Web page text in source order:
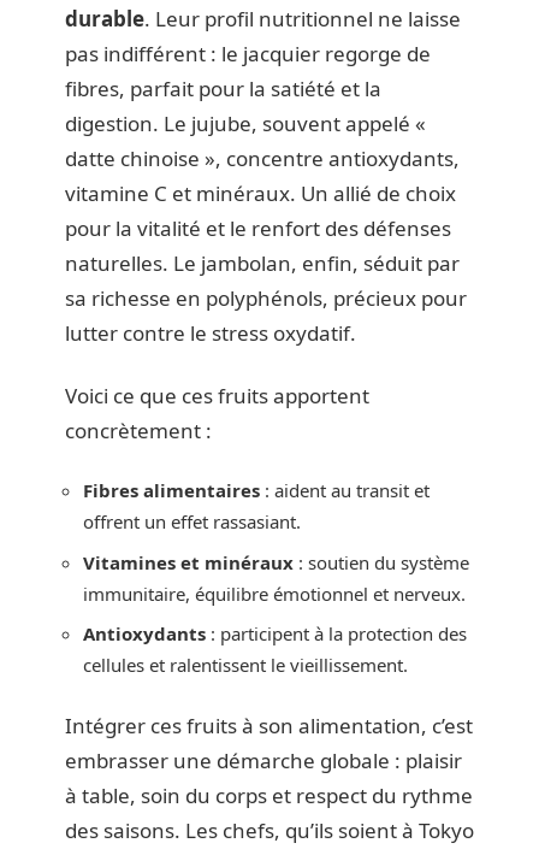
durable. Leur profil nutritionnel ne laisse
pas indifférent : le jacquier regorge de
fibres, parfait pour la satiété et la
digestion. Le jujube, souvent appelé «
datte chinoise », concentre antioxydants,
vitamine C et minéraux. Un allié de choix
pour la vitalité et le renfort des défenses
naturelles. Le jambolan, enfin, séduit par
sa richesse en polyphénols, précieux pour
lutter contre le stress oxydatif.
Voici ce que ces fruits apportent
concrètement :
Fibres alimentaires : aident au transit et
offrent un effet rassasiant.
Vitamines et minéraux : soutien du système
immunitaire, équilibre émotionnel et nerveux.
Antioxydants : participent à la protection des
cellules et ralentissent le vieillissement.
Intégrer ces fruits à son alimentation, c’est
embrasser une démarche globale : plaisir
à table, soin du corps et respect du rythme
des saisons. Les chefs, qu’ils soient à Tokyo